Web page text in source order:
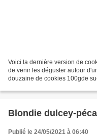
Voici la dernière version de
de venir les déguster autour
douzaine de cookies 100gde
Blondie dulcey-
Publié le 24/05/2021 à 06:40